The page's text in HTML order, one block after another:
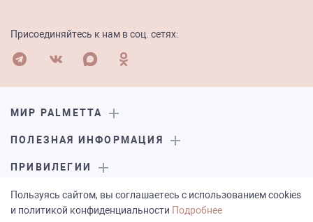
Присоединяйтесь к нам в соц. сетях:
МИР PALMETTA
ПОЛЕЗНАЯ ИНФОРМАЦИЯ
ПРИВИЛЕГИИ
ПОКУПАТЕЛЯМ
Пользуясь сайтом, вы соглашаетесь с использованием cookies
и политикой конфиденциальности Подробнее